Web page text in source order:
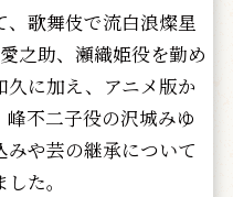
歌舞伎で流白浪燦星
之助、瀬織姫役を勤め
久に加え、アニメ版か
不二子役の沢城みゆ
みや芸の継承について
た。